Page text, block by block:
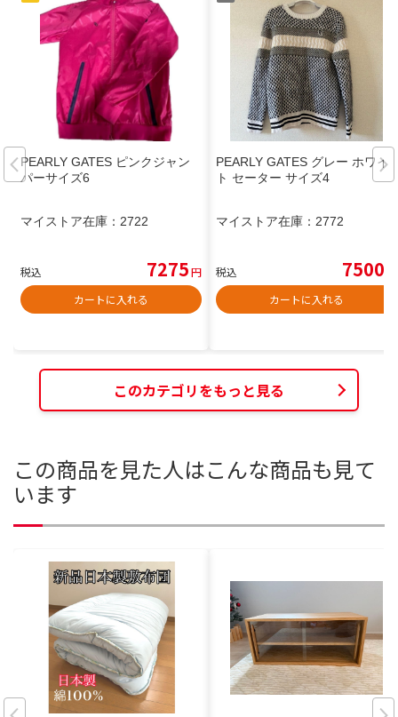
PEARLY GATES ピンクジャン
パーサイズ6
マイストア在庫： 2722
税込 7275円
カートに入れる
PEARLY GATES グレー ホワイ
ト セーター サイズ4
マイストア在庫： 2772
税込 7500
カートに入れる
このカテゴリをもっと見る
この商品を見た人はこんな商品も見て
います